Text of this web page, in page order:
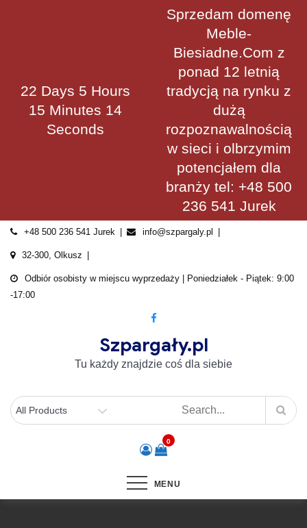
22 Days 5 Hours
15 Minutes 14
Seconds
Sprzedam domenę
Meble-
Biesiadne.Com z
ponad 12 letnią
tradycją na rynku z
dużą
rozpoznawalnością
w sieci i olbrzymim
potencjałem dla
branży tel: +48 500
236 541 Jurek
+48 500 236 541 Jurek info@szpargaly.pl
32-300, Olkusz
Odbiór osobisty w miejscu wyprzedaży | Poniedziałek - Piątek: 9:00
-17:00
Szpargały.pl
Tu każdy znajdzie coś dla siebie
0
MENU